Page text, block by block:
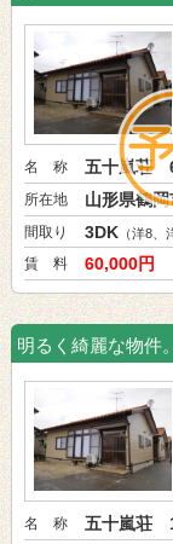
名 称 五十嵐荘
所在地 山形県鶴
間取り 3DK （洋8、
賃 料 60,000円
明るく綺麗な物件
名 称 五十嵐荘